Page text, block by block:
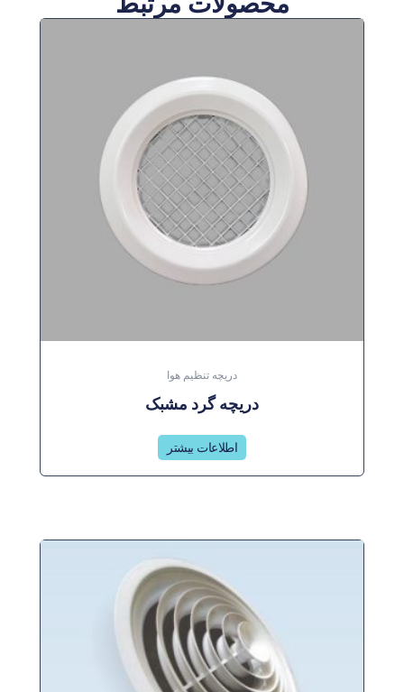
دریچه تنظیم هوا
دریچه گرد مشبک
اطلاعات بیشتر